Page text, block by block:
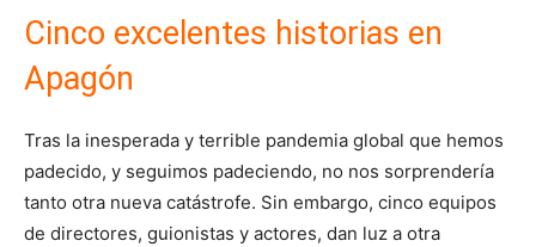
Cinco excelentes historias en
Apagón
Tras la inesperada y terrible pandemia global que hemos
padecido, y seguimos padeciendo, no nos sorprendería
tanto otra nueva catástrofe. Sin embargo, cinco equipos
de directores, guionistas y actores, dan luz a otra